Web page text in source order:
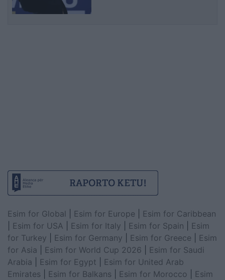
Esim for Global Esim for Europe
Esim for Caribbean
Esim for USA Esim for Italy Esim for Spain
Esim
for Turkey
Esim for Germany Esim for Greece
Esim
for Asia
Esim for World Cup 2026
Esim for Saudi
Arabia
Esim for Egypt
Esim for United Arab
Emirates
Esim for Balkans Esim for Morocco
Esim